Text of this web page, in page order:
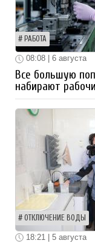
РАБОТА
08:08 | 6 августа
Все большую
набирают
ОТКЛЮЧЕНИЕ ВОДЫ
18:21 | 5 августа